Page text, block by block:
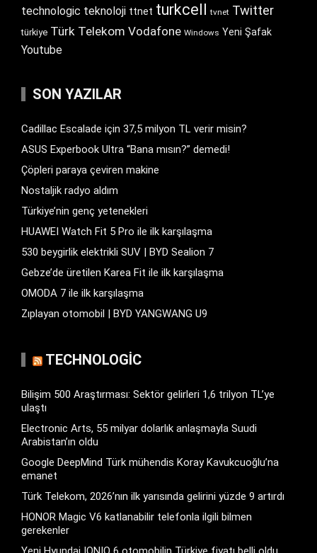
technologic teknoloji ttnet turkcell tvnet Twitter
türkiye Türk Telekom Vodafone Windows Yeni Şafak
Youtube
SON YAZILAR
Cadillac Escalade için 37,5 milyon TL verir misin?
ASUS Experbook Ultra “Bana mısın?” demedi!
Çöpleri paraya çeviren makine
Nostaljik radyo aldım
Türkiye’nin genç yetenekleri
HUAWEI Watch Fit 5 Pro ile ilk karşılaşma
530 beygirlik elektrikli SUV | BYD Sealion 7
Gebze’de üretilen Karea Fit ile ilk karşılaşma
OMODA 7 ile ilk karşılaşma
Zıplayan otomobil | BYD YANGWANG U9
TECHNOLOGIC
Bilişim 500 Araştırması: Sektör gelirleri 1,6 trilyon TL’ye
ulaştı
Electronic Arts, 55 milyar dolarlık anlaşmayla Suudi
Arabistan’ın oldu
Google DeepMind Türk mühendis Koray Kavukcuoğlu’na
emanet
Türk Telekom, 2026’nın ilk yarısında gelirini yüzde 9 artırdı
HONOR Magic V6 katlanabilir telefonla ilgili bilmen
gerekenler